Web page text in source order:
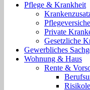
Pflege & Krankheit
Private
Gesetzliche
Gewerbliches
Wohnung & Haus
Rente &